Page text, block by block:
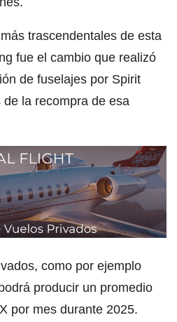
trascendentales de esta
fue el cambio que realizó
de fuselajes por Spirit
la recompra de esa
como por ejemplo
producir un promedio
por mes durante 2025.